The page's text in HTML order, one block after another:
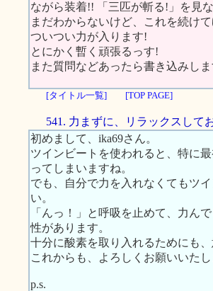
ながら装着!! 「三匹が斬る!」を見
まだわからないけど、これを続け
ついつい力が入ります!
とにかく暫く頑張るっす!
また質問などあったら書き込みしま
[タイトル一覧] [TOP PAGE]
541. 力まずに、リラックスして
初めまして、ika69さん。
ツインビートを使われると、特に
ってしまいますね。
でも、自分で力を入れなくてもツ
い。
「んっ！」と呼吸を止めて、力ん
性があります。
十分に酸素を取り入れるためにも
これからも、よろしくお願いいたし
p.s.